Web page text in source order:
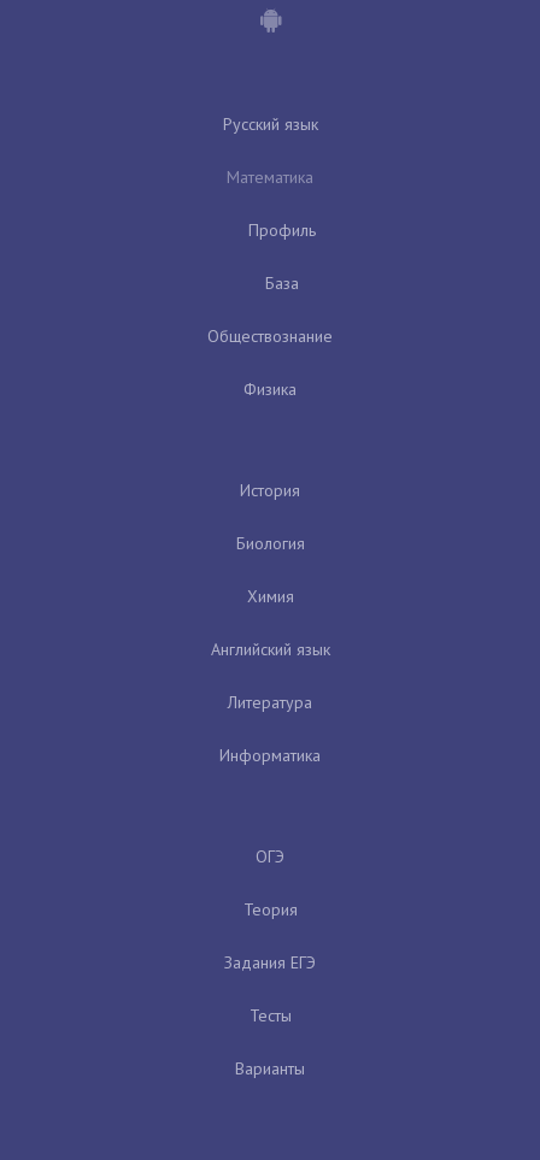
Русский язык
Математика
Профиль
База
Обществознание
Физика
История
Биология
Химия
Английский язык
Литература
Информатика
ОГЭ
Теория
Задания ЕГЭ
Тесты
Варианты